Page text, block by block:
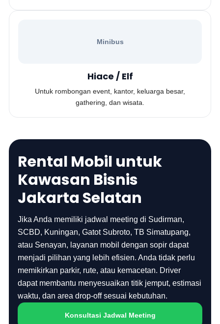
Minibus
Hiace / Elf
Untuk rombongan event, kantor, keluarga besar,
gathering, dan wisata.
Rental Mobil untuk
Kawasan Bisnis
Jakarta Selatan
Jika Anda memiliki jadwal meeting di Sudirman,
SCBD, Kuningan, Gatot Subroto, TB Simatupang,
atau Senayan, layanan mobil dengan sopir dapat
menjadi pilihan yang lebih efisien. Anda tidak perlu
memikirkan parkir, rute, atau kemacetan. Driver
dapat membantu menyesuaikan titik jemput, estimasi
waktu, dan area drop-off sesuai kebutuhan.
Konsultasi Jadwal Meeting